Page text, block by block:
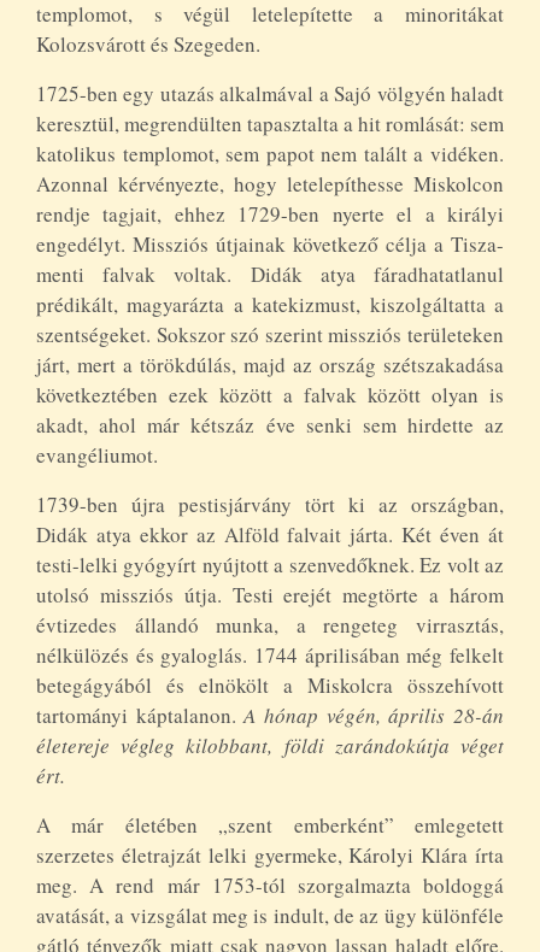
templomot, s végül letelepítette a minoritákat
Kolozsvárott és Szegeden.
1725-ben egy utazás alkalmával a Sajó völgyén haladt
keresztül, megrendülten tapasztalta a hit romlását: sem
katolikus templomot, sem papot nem talált a vidéken.
Azonnal kérvényezte, hogy letelepíthesse Miskolcon
rendje tagjait, ehhez 1729-ben nyerte el a királyi
engedélyt. Missziós útjainak következő célja a Tisza-
menti falvak voltak. Didák atya fáradhatatlanul
prédikált, magyarázta a katekizmust, kiszolgáltatta a
szentségeket. Sokszor szó szerint missziós területeken
járt, mert a törökdúlás, majd az ország szétszakadása
következtében ezek között a falvak között olyan is
akadt, ahol már kétszáz éve senki sem hirdette az
evangéliumot.
1739-ben újra pestisjárvány tört ki az országban,
Didák atya ekkor az Alföld falvait járta. Két éven át
testi-lelki gyógyírt nyújtott a szenvedőknek. Ez volt az
utolsó missziós útja. Testi erejét megtörte a három
évtizedes állandó munka, a rengeteg virrasztás,
nélkülözés és gyaloglás. 1744 áprilisában még felkelt
betegágyából és elnökölt a Miskolcra összehívott
tartományi káptalanon.A hónap végén, április 28-án
életereje végleg kilobbant, földi zarándokútja véget
ért.
A már életében „szent emberként” emlegetett
szerzetes életrajzát lelki gyermeke, Károlyi Klára írta
meg. A rend már 1753-tól szorgalmazta boldoggá
avatását, a vizsgálat meg is indult, de az ügy különféle
gátló tényezők miatt csak nagyon lassan haladt előre.